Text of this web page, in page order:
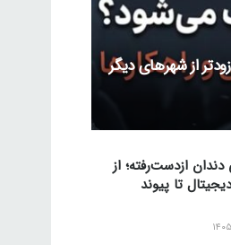
از شهرهای دیگر
دندان ازدست‌رفته؛ از
تا پیوند